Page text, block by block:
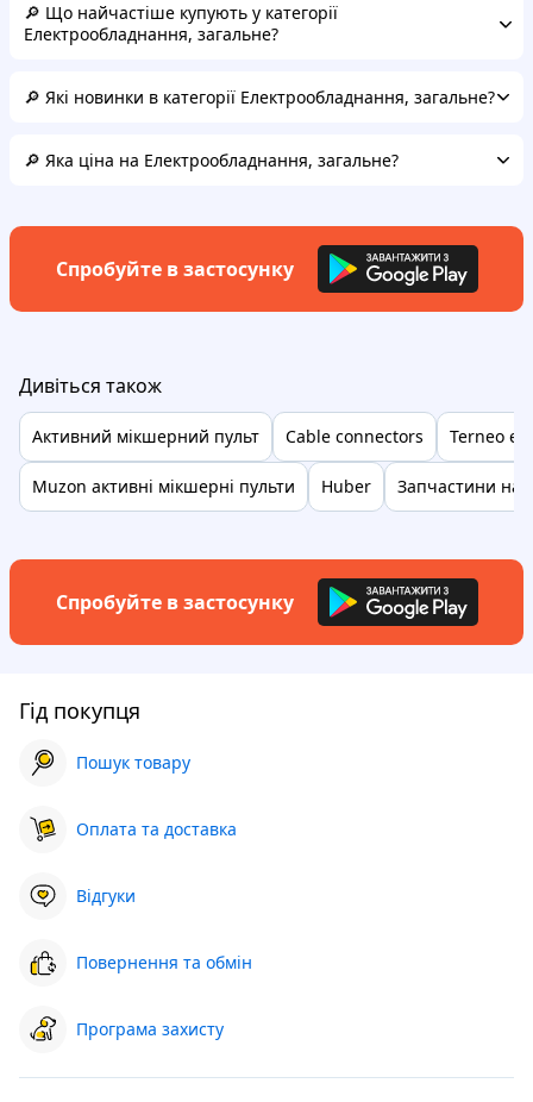
🔎 Що найчастіше купують у категорії
Електрообладнання, загальне?
🔎 Які новинки в категорії Електрообладнання, загальне?
🔎 Яка ціна на Електрообладнання, загальне?
Спробуйте в застосунку
Дивіться також
Активний мікшерний пульт Cable connectors Terneo eg
Muzon активні мікшерні пульти Huber Запчастини на
Спробуйте в застосунку
Гід покупця
Пошук товару
Оплата та доставка
Відгуки
Повернення та обмін
Програма захисту